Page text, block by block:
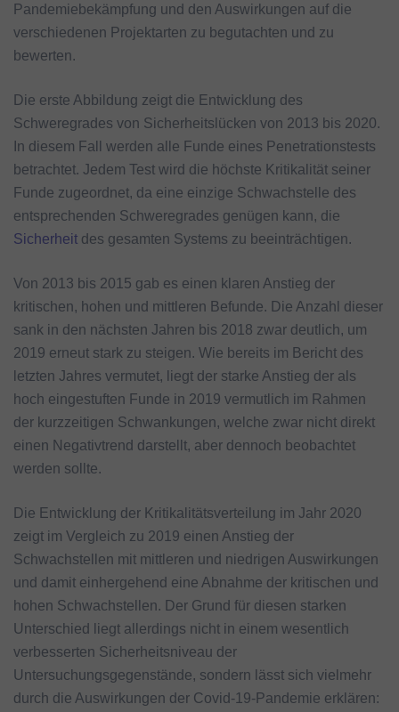
Pandemiebekämpfung und den Auswirkungen auf die
verschiedenen Projektarten zu begutachten und zu
bewerten.
Die erste Abbildung zeigt die Entwicklung des
Schweregrades von Sicherheitslücken von 2013 bis 2020.
In diesem Fall werden alle Funde eines Penetrationstests
betrachtet. Jedem Test wird die höchste Kritikalität seiner
Funde zugeordnet, da eine einzige Schwachstelle des
entsprechenden Schweregrades genügen kann, die
Sicherheit des gesamten Systems zu beeinträchtigen.
Von 2013 bis 2015 gab es einen klaren Anstieg der
kritischen, hohen und mittleren Befunde. Die Anzahl dieser
sank in den nächsten Jahren bis 2018 zwar deutlich, um
2019 erneut stark zu steigen. Wie bereits im Bericht des
letzten Jahres vermutet, liegt der starke Anstieg der als
hoch eingestuften Funde in 2019 vermutlich im Rahmen
der kurzzeitigen Schwankungen, welche zwar nicht direkt
einen Negativtrend darstellt, aber dennoch beobachtet
werden sollte.
Die Entwicklung der Kritikalitätsverteilung im Jahr 2020
zeigt im Vergleich zu 2019 einen Anstieg der
Schwachstellen mit mittleren und niedrigen Auswirkungen
und damit einhergehend eine Abnahme der kritischen und
hohen Schwachstellen. Der Grund für diesen starken
Unterschied liegt allerdings nicht in einem wesentlich
verbesserten Sicherheitsniveau der
Untersuchungsgegenstände, sondern lässt sich vielmehr
durch die Auswirkungen der Covid-19-Pandemie erklären: